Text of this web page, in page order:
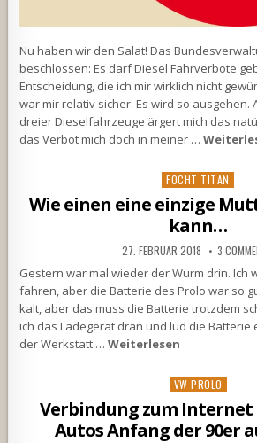
Nu haben wir den Salat! Das
beschlossen: Es darf Diesel Fahrverbote
Entscheidung, die ich mir wirklich nicht
war mir relativ sicher: Es wird so ausgehen.
dreier Dieselfahrzeuge ärgert mich das
das Verbot mich doch in meiner …
Posted
in
FOCHT TITAN
Wie einen eine einzige
kann…
27. FEBRUAR 2018 3
Gestern war mal wieder der Wurm drin. Ich
fahren, aber die Batterie des Prolo war so
kalt, aber das muss die Batterie trotzdem
ich das Ladegerät dran und lud die Batterie
der Werkstatt …Weiterlesen
Posted
VW PROLO
Verbindung zum Internet
Autos Anfang der 90er